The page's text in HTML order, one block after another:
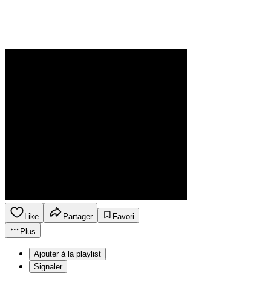
Like Partager
Favori
Plus
Ajouter à la playlist
Signaler